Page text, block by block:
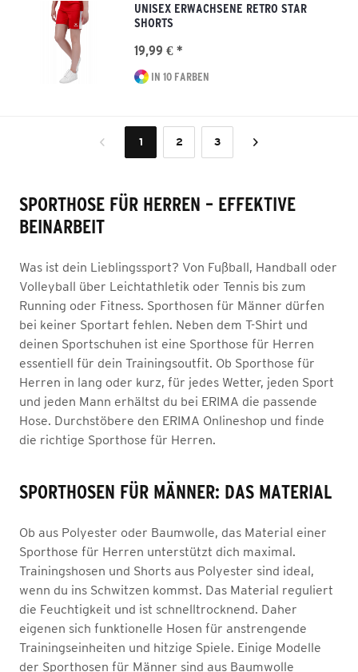
UNISEX ERWACHSENE RETRO STAR
SHORTS
19,99 € *
IN 10 FARBEN
1 2 3
SPORTHOSE FÜR HERREN – EFFEKTIVE
BEINARBEIT
Was ist dein Lieblingssport? Von Fußball, Handball oder
Volleyball über Leichtathletik oder Tennis bis zum
Running oder Fitness. Sporthosen für Männer dürfen
bei keiner Sportart fehlen. Neben dem T-Shirt und
deinen Sportschuhen ist eine Sporthose für Herren
essentiell für dein Trainingsoutfit. Ob Sporthose für
Herren in lang oder kurz, für jedes Wetter, jeden Sport
und jeden Mann erhältst du bei ERIMA die passende
Hose. Durchstöbere den ERIMA Onlineshop und finde
die richtige Sporthose für Herren.
SPORTHOSEN FÜR MÄNNER: DAS MATERIAL
Ob aus Polyester oder Baumwolle, das Material einer
Sporthose für Herren unterstützt dich maximal.
Trainingshosen und Shorts aus Polyester sind ideal,
wenn du ins Schwitzen kommst. Das Material reguliert
die Feuchtigkeit und ist schnelltrocknend. Daher
eigenen sich funktionelle Hosen für anstrengende
Trainingseinheiten und hitzige Spiele. Einige Modelle
der Sporthosen für Männer sind aus Baumwolle